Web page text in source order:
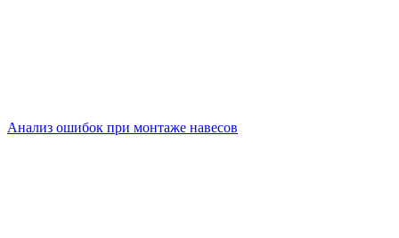
Анализ ошибок при монтаже навесов